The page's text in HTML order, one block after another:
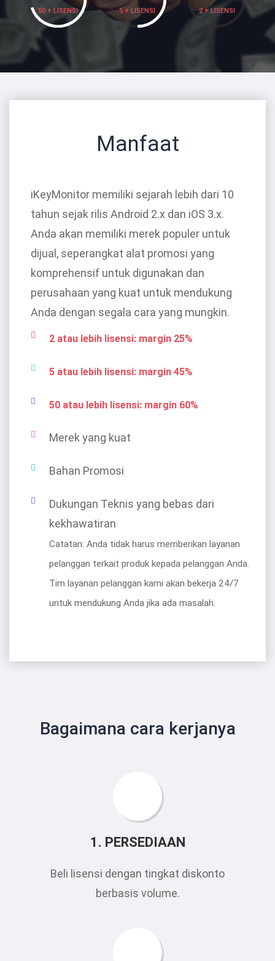
50 + LISENSI 5 + LISENSI 2 + LISENSI
Manfaat
iKeyMonitor memiliki sejarah lebih dari 10
tahun sejak rilis Android 2.x dan iOS 3.x.
Anda akan memiliki merek populer untuk
dijual, seperangkat alat promosi yang
komprehensif untuk digunakan dan
perusahaan yang kuat untuk mendukung
Anda dengan segala cara yang mungkin.
2 atau lebih lisensi: margin 25%
5 atau lebih lisensi: margin 45%
50 atau lebih lisensi: margin 60%
Merek yang kuat
Bahan Promosi
Dukungan Teknis yang bebas dari
kekhawatiran
Catatan: Anda tidak harus memberikan layanan
pelanggan terkait produk kepada pelanggan Anda.
Tim layanan pelanggan kami akan bekerja 24/7
untuk mendukung Anda jika ada masalah.
Bagaimana cara kerjanya
1. PERSEDIAAN
Beli lisensi dengan tingkat diskonto
berbasis volume.